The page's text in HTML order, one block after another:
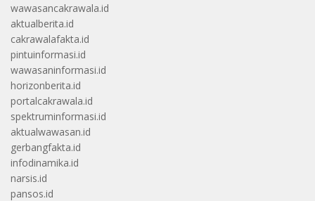
wawasancakrawala.id
aktualberita.id
cakrawalafakta.id
pintuinformasi.id
wawasaninformasi.id
horizonberita.id
portalcakrawala.id
spektruminformasi.id
aktualwawasan.id
gerbangfakta.id
infodinamika.id
narsis.id
pansos.id